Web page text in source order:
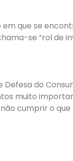
que se
se “rol de
do
muito
cumprir o que